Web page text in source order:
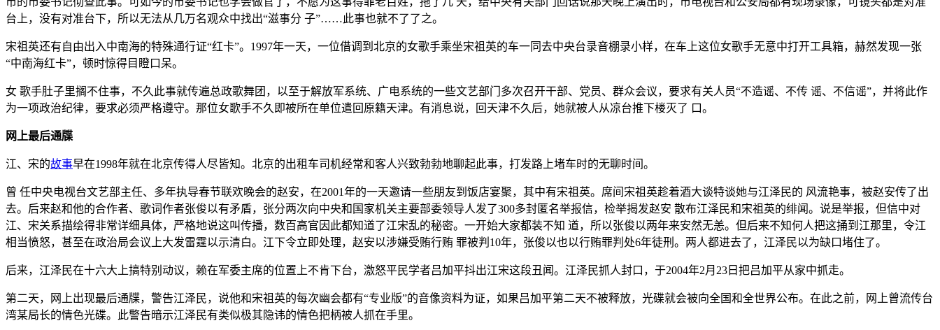
台上，没有对准台下，所以无法从几万名观众中找出“滋事分 子”……此事也就不了了之。
宋祖英还有自由出入中南海的特殊通行证“红卡”。1997年一天，一位借调到北京的女歌手乘坐宋祖英的车一同去中央台录音棚录小样，在车上这位女歌手无意中打开工具箱，赫然发现一张
“中南海红卡”，顿时惊得目瞪口呆。
女 歌手肚子里搁不住事，不久此事就传遍总政歌舞团，以至于解放军系统、广电系统的一些文艺部门多次召开干部、党员、群众会议，要求有关人员“不造谣、不传 谣、不信谣”，并将此作
为一项政治纪律，要求必须严格遵守。那位女歌手不久即被所在单位遣回原籍天津。有消息说，回天津不久后，她就被人从凉台推下楼灭了 口。
网上最后通牒
江、宋的故事早在1998年就在北京传得人尽皆知。北京的出租车司机经常和客人兴致勃勃地聊起此事，打发路上堵车时的无聊时间。
曾 任中央电视台文艺部主任、多年执导春节联欢晚会的赵安，在2001年的一天邀请一些朋友到饭店宴聚，其中有宋祖英。席间宋祖英趁着酒大谈特谈她与江泽民的 风流艳事，被赵安传了出
去。后来赵和他的合作者、歌词作者张俊以有矛盾，张分两次向中央和国家机关主要部委领导人发了300多封匿名举报信，检举揭发赵安 散布江泽民和宋祖英的绯闻。说是举报，但信中对
江、宋关系描绘得非常详细具体，严格地说这叫传播，数百高官因此都知道了江宋乱的秘密。一开始大家都装不知 道，所以张俊以两年来安然无恙。但后来不知何人把这捅到江那里，令江
相当愤怒，甚至在政治局会议上大发雷霆以示清白。江下令立即处理，赵安以涉嫌受贿行贿 罪被判10年，张俊以也以行贿罪判处6年徒刑。两人都进去了，江泽民以为缺口堵住了。
后来，江泽民在十六大上搞特别动议，赖在军委主席的位置上不肯下台，激怒平民学者吕加平抖出江宋这段丑闻。江泽民抓人封口，于2004年2月23日把吕加平从家中抓走。
第二天，网上出现最后通牒，警告江泽民，说他和宋祖英的每次幽会都有“专业版”的音像资料为证，如果吕加平第二天不被释放，光碟就会被向全国和全世界公布。在此之前，网上曾流传台
湾某局长的情色光碟。此警告暗示江泽民有类似极其隐讳的情色把柄被人抓在手里。